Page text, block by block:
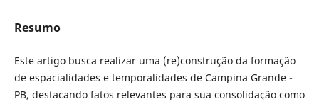
Resumo
Este artigo busca realizar uma (re)construção da formação
de espacialidades e temporalidades de Campina Grande -
PB, destacando fatos relevantes para sua consolidação como